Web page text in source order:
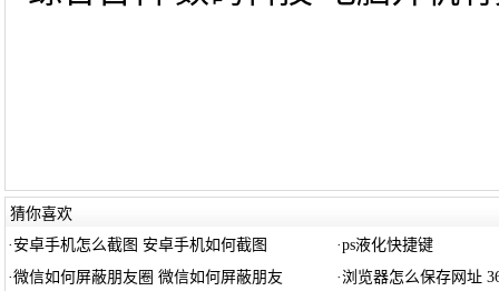
猜你喜欢
· 安卓手机怎么截图 安卓手机如何截图 ·ps液化快捷键
·微信如何屏蔽朋友圈 微信如何屏蔽朋友 ·浏览器怎么保存网址